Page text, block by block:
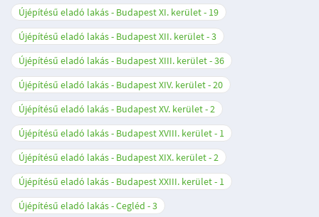
Újépítésű eladó lakás - Budapest XI. kerület
19
Újépítésű eladó lakás - Budapest XII. kerület 3
Újépítésű eladó lakás - Budapest XIII. kerület 36
Újépítésű eladó lakás - Budapest XIV. kerület 20
Újépítésű eladó lakás - Budapest XV. kerület 2
Újépítésű eladó lakás - Budapest XVIII. kerület
1
Újépítésű eladó lakás - Budapest XIX. kerület 2
Újépítésű eladó lakás - Budapest XXIII. kerület
1
Újépítésű eladó lakás - Cegléd
3